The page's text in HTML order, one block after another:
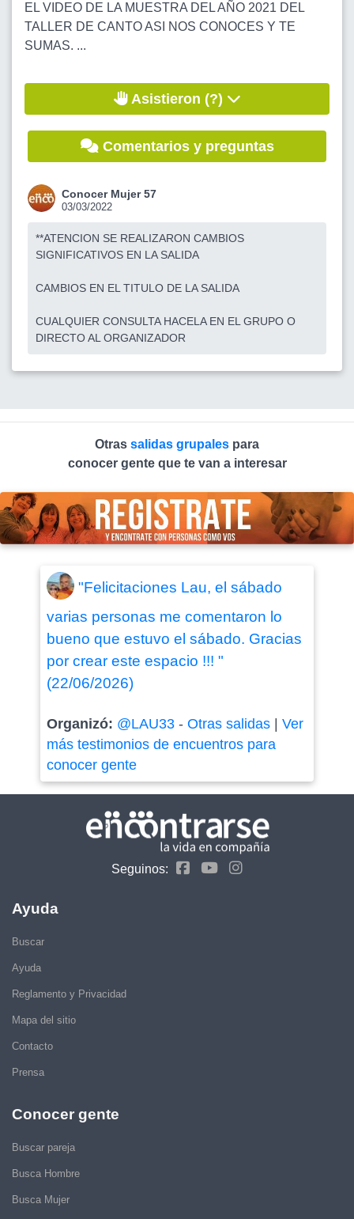
EL VIDEO DE LA MUESTRA DEL AÑO 2021 DEL
TALLER DE CANTO ASI NOS CONOCES Y TE
SUMAS. ...
Asistieron (?)
Comentarios y preguntas
Conocer Mujer 57
03/03/2022
**ATENCION SE REALIZARON CAMBIOS
SIGNIFICATIVOS EN LA SALIDA
CAMBIOS EN EL TITULO DE LA SALIDA
CUALQUIER CONSULTA HACELA EN EL GRUPO O
DIRECTO AL ORGANIZADOR
Otras salidas grupales para
conocer gente que te van a interesar
"Felicitaciones Lau, el sábado
varias personas me comentaron lo
bueno que estuvo el sábado. Gracias
por crear este espacio !!! "
(22/06/2026)
Organizó: @LAU33- Otras salidas| Ver
más testimonios de encuentros para
conocer gente
Seguinos:
Ayuda
Buscar
Ayuda
Reglamento y Privacidad
Mapa del sitio
Contacto
Prensa
Conocer gente
Buscar pareja
Busca Hombre
Busca Mujer